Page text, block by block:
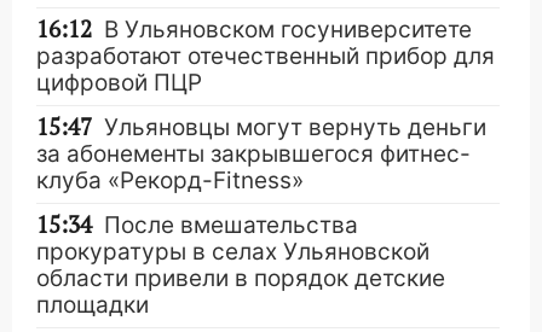
16:12 В Ульяновском госуниверситете
разработают отечественный прибор для
цифровой ПЦР
15:47 Ульяновцы могут вернуть деньги
за абонементы закрывшегося фитнес-
клуба «Рекорд-Fitness»
15:34 После вмешательства
прокуратуры в селах Ульяновской
области привели в порядок детские
площадки